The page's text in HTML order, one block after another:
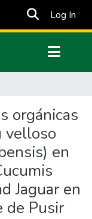
Log In
orgánicas
velloso
en
Jaguar en
de Pusir